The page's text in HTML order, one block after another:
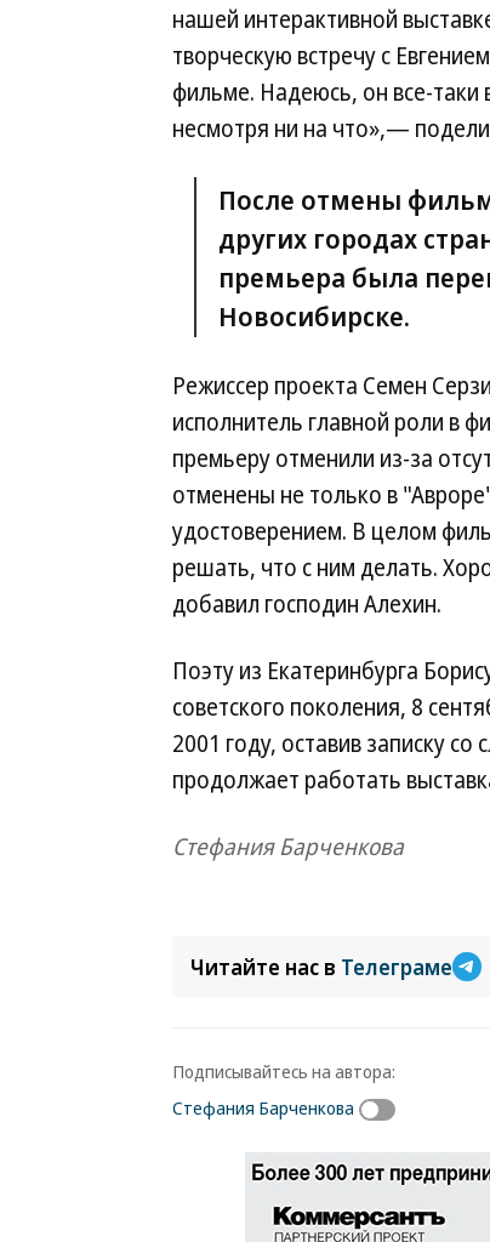
нашей интерактивной
творческую встречу с
фильме. Надеюсь, он все-
несмотря ни на что»,—
После отмены
других городах
премьера была
Новосибирске.
Режиссер проекта Семен
исполнитель главной роли в
премьеру отменили из-за
отменены не только в
удостоверением. В целом
решать, что с ним делать.
добавил господин Алехин.
Поэту из Екатеринбурга
советского поколения, 8
2001 году, оставив записку
продолжает работать
Стефания Барченкова
Читайте нас в Телеграме
Подписывайтесь на автора:
Стефания Барченкова